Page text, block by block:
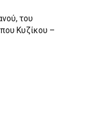
του
Κυζίκου –